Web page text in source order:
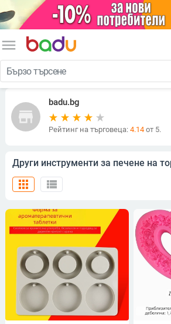
menu
store
badu.bg
Рейтинг на търговеца: 4.14от 5.
Други инструменти за печене на
view_list
apps